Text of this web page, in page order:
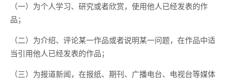
（一）为个人学习、研究或者欣赏，使用他人已经发表的作
品；
（二）为介绍、评论某一作品或者说明某一问题，在作品中适
当引用他人已经发表的作品；
（三）为报道新闻，在报纸、期刊、广播电台、电视台等媒体